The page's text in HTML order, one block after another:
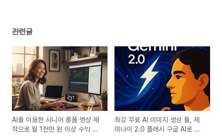
관련글
AI를 이용한 시니어 롱폼 영상 제
작으로 월 1천만 원 이상 수익 내
최강 무료 AI 이미지 생성 툴, 제
미나이 2.0 플래시 구글 AI로 이